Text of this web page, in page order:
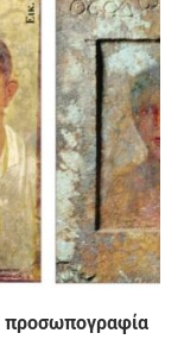
προσωπογραφία